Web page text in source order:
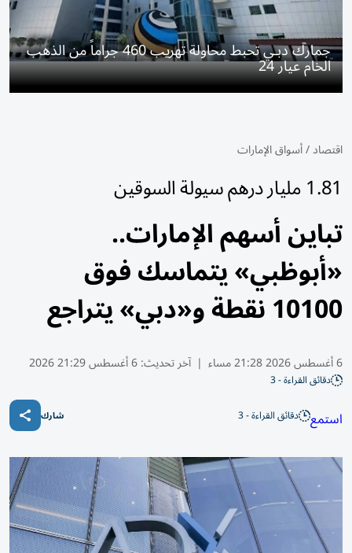
جمارك دبـي تحبط محاولة تهريب 460 جراماً من الذهب
الخام عيار 24
اقتصاد/أسواق الإمارات
1.81 مليار درهم سيولة السوقين
تباين أسهم الإمارات..
«أبوظبي» يتماسك فوق
10100 نقطة و«دبي» يتراجع
6 أغسطس 2026 21:28 مساء | آخر تحديث:6 أغسطس 21:29 2026
دقائق القراءة - 3
استمع دقائق القراءة - 3 شارك